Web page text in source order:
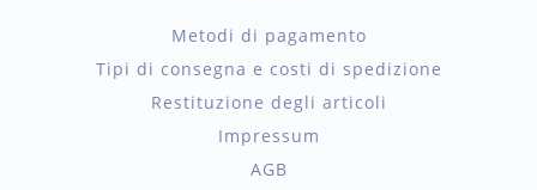
Metodi di pagamento
Tipi di consegna e costi di spedizione
Restituzione degli articoli
Impressum
AGB